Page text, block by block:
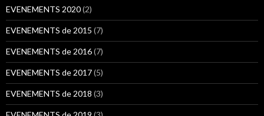
:EVENEMENTS 2020(2)
EVENEMENTS de 2015 (7)
EVENEMENTS de 2016(7)
EVENEMENTS de 2017(5)
EVENEMENTS de 2018 (3)